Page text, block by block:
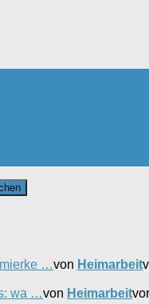
…von Heimarbeit
wa …von Heimarbeit